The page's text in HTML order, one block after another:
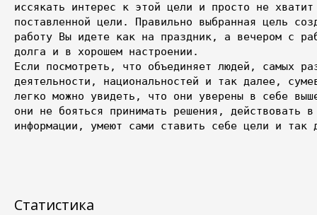
иссякать интерес к этой цели и просто не
поставленной цели. Правильно выбранная цель
работу Вы идете как на праздник, а вечером с
долга и в хорошем настроении.
Если посмотреть, что объединяет людей, самых
деятельности, национальностей и так далее,
легко можно увидеть, что они уверены в себе
они не бояться принимать решения, действовать
информации, умеют сами ставить себе цели и
Статистика